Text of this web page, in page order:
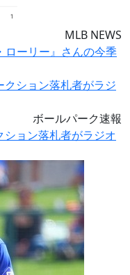
MLB NEWS
ローリー』さんの今季
ボールパーク速報
ション落札者がラジオ